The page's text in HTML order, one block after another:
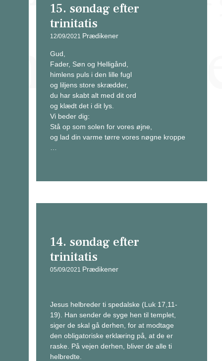
15. søndag efter
trinitatis
12/09/2021 Prædikener
Gud,
Fader, Søn og Helligånd,
himlens puls i den lille fugl
og liljens store skrædder,
du har skabt alt med dit ord
og klædt det i dit lys.
Vi beder dig:
Stå op som solen for vores øjne,
og lad din varme tørre vores nøgne kroppe
14. søndag efter
trinitatis
05/09/2021 Prædikener
Jesus helbreder ti spedalske (Luk 17,11-
19). Han sender de syge hen til templet,
siger de skal gå derhen, for at modtage
den obligatoriske erklæring på, at de er
raske. På vejen derhen, bliver de alle ti
helbredte.